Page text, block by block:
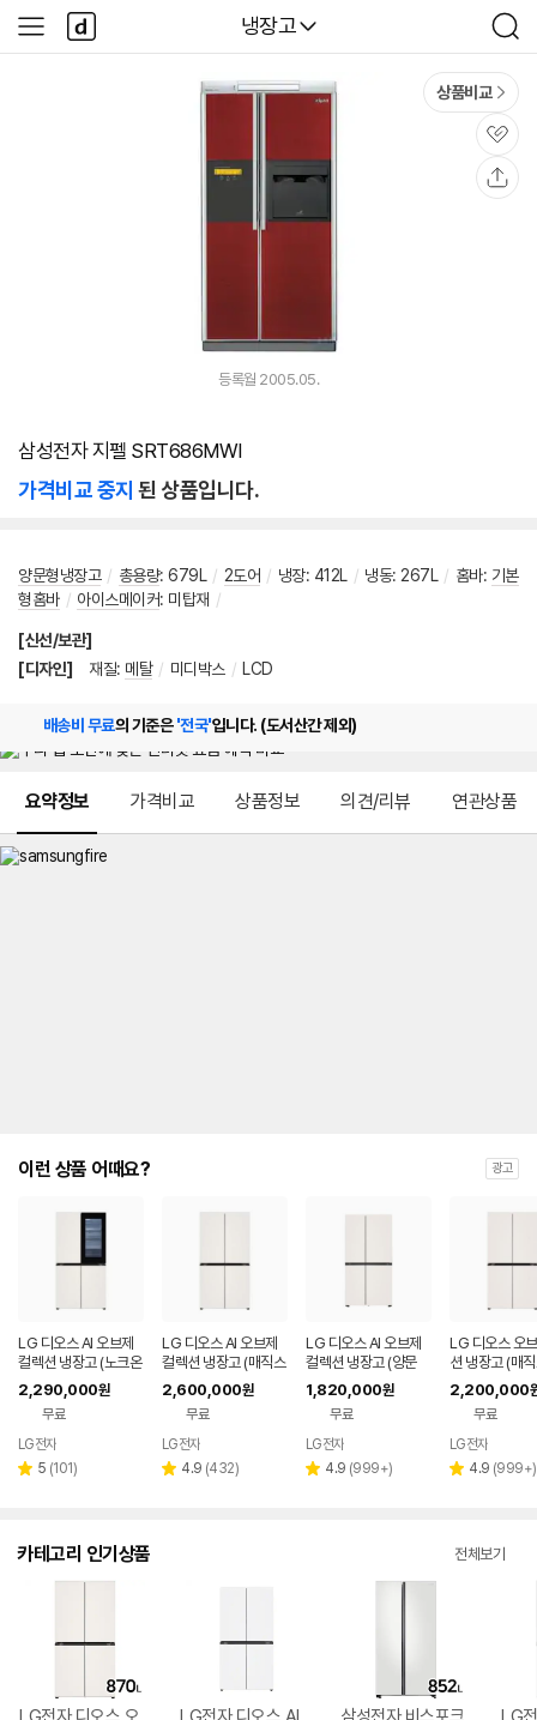
다나와
냉장고
검
색
사
이
다
나
와
상품비교
관
심
등록월 2005.05.
삼성전자 지펠 SRT686MWI
가격비교 중지 된 상품입니다.
양문형냉장고 / 총용량: 679L / 2도어 / 냉장: 412L / 냉동: 267L / 홈바: 기본
형홈바 / 아이스메이커: 미탑재 /
[신선/보관]
[디자인]
재질: 메탈 / 미디박스 / LCD
배송비 무료의 기준은'전국'입니다. (도서산간 제외)
요약정보 가격비교 상품정보 의견/리뷰 연관상품
이런 상품 어때요? 광고
LG 디오스 AI 오브제
컬렉션 냉장고 (노크온
매직스페이스) T876
MEE412
2,290,000원
무료
LG전자
별 5 리
(101)
LG 디오스 AI 오브제
컬렉션 냉장고 (매직스
페이스) T876MEE1
H1
2,600,000원
무료
LG전자
별 4.9 리
(432)
LG 디오스 AI 오브제
컬렉션 냉장고 (양문
형, 매직스페이스) S8
34MEE111
1,820,000원
무료
LG전자
별 4.9 리
(999+)
LG 디오스 오
션 냉장고 (매
스)
2,200,000
무료
LG전자
별 4.9 리
(999+)
카테고리 인기상품 전체보기